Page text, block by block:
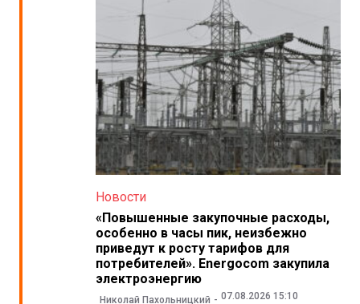
Новости
«Повышенные закупочные расходы,
особенно в часы пик, неизбежно
приведут к росту тарифов для
потребителей». Energocom закупила
электроэнергию
Николай Пахольницкий 07.08.2026 15:10